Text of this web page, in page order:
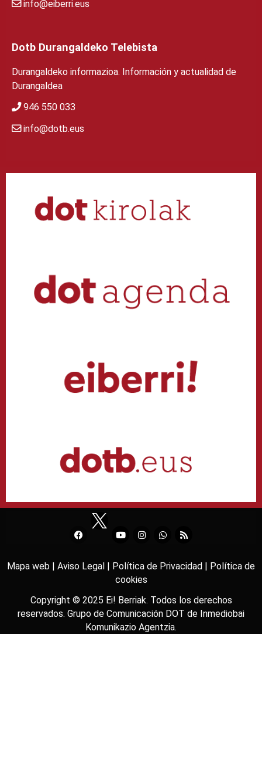
info@eiberri.eus
Dotb Durangaldeko Telebista
Durangaldeko informazioa. Información y actualidad de
Durangaldea
946 550 033
info@dotb.eus
Mapa web | Aviso Legal | Política de Privacidad |
Política de
cookies
Copyright © 2025 Ei! Berriak. Todos los derechos
reservados. Grupo de Comunicación DOT de Inmediobai
Komunikazio Agentzia.